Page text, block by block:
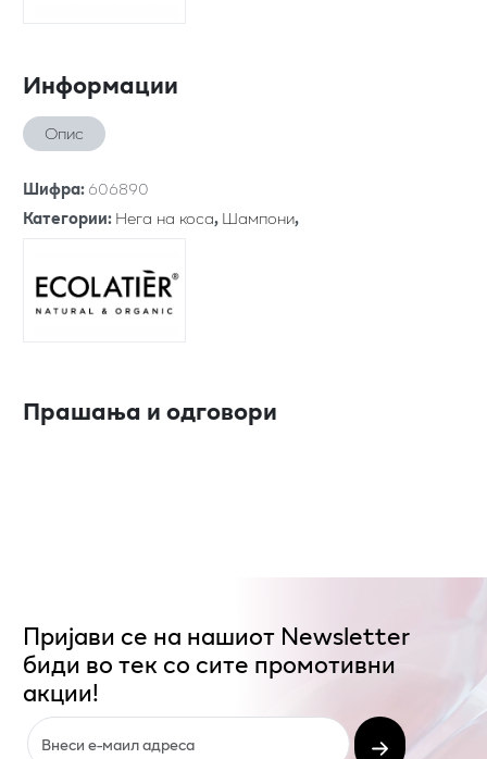
Информации
Опис
Шифра:606890
Категории:Нега на коса,Шампони,
Прашања и одговори
Пријави се на нашиот Newsletter
биди во тек со сите промотивни
акции!